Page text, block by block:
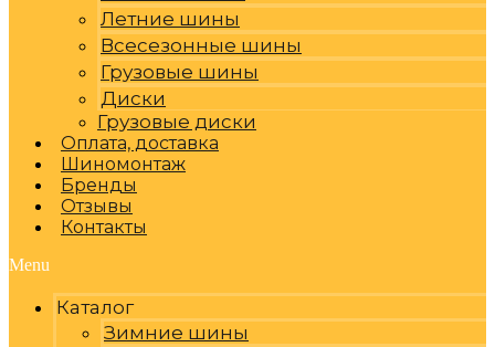
Летние шины
Всесезонные шины
Грузовые шины
Диски
Грузовые диски
Оплата, доставка
Шиномонтаж
Бренды
Отзывы
Контакты
Menu
Каталог
Зимние шины